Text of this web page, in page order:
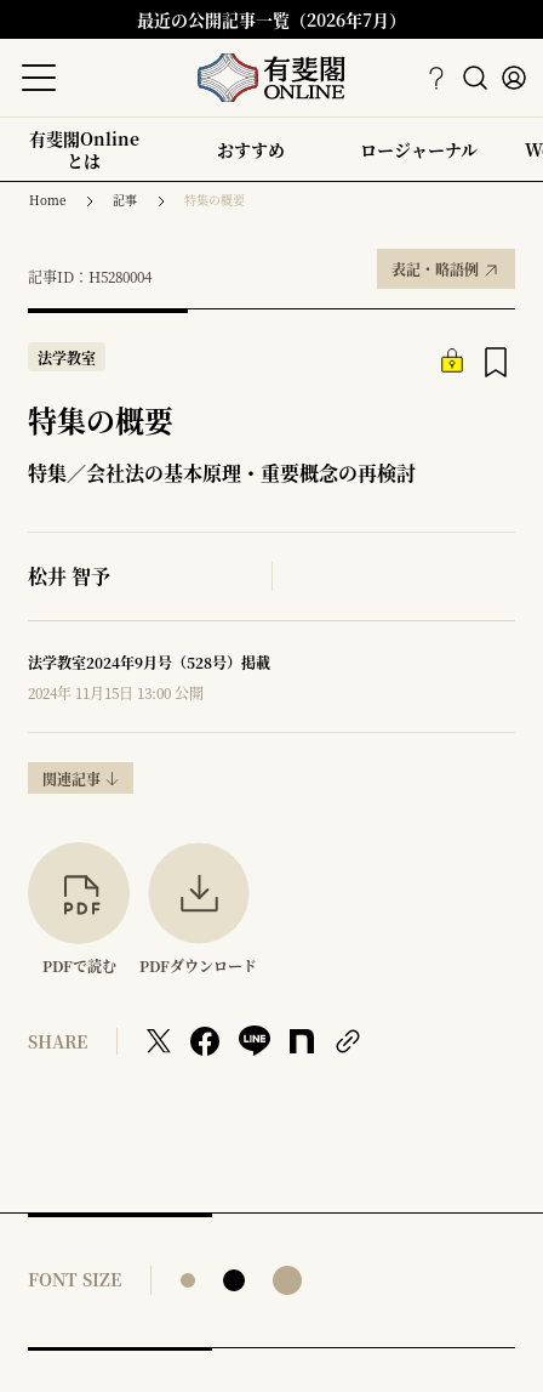
最近の公開記事一覧（2026年7月）
有斐閣Online
とは
おすすめ ロージャーナル
Home 記事 特集の概要
記事ID：H5280004 表記・略語例
法学教室
特集の概要
特集／会社法の基本原理・重要概念の再検討
松井 智予
法学教室2024年9月号（528号）掲載
2024年 11月15日 13:00 公開
関連記事
PDFで読む PDFダウンロード
SHARE
FONT SIZE